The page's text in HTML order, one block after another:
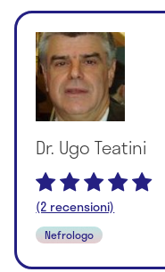
Dr. Ugo Teatini
(2 recensioni)
Nefrologo